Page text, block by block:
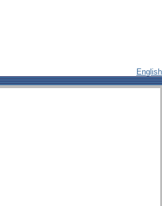
English